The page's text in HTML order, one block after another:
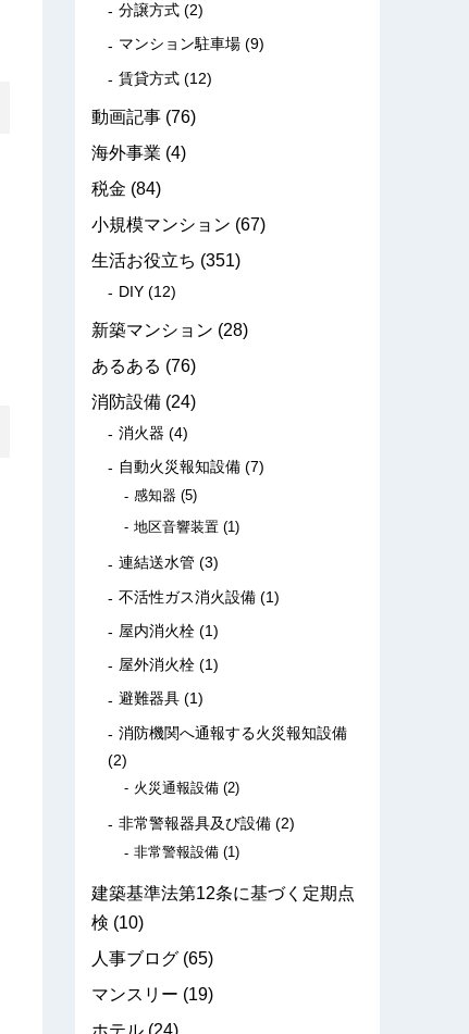
分譲方式 (2)
マンション駐車場 (9)
賃貸方式 (12)
動画記事 (76)
海外事業 (4)
税金 (84)
小規模マンション (67)
生活お役立ち (351)
DIY (12)
新築マンション (28)
あるある (76)
消防設備 (24)
消火器 (4)
自動火災報知設備 (7)
感知器 (5)
地区音響装置 (1)
連結送水管 (3)
不活性ガス消火設備 (1)
屋内消火栓 (1)
屋外消火栓 (1)
避難器具 (1)
消防機関へ通報する火災報知設備
(2)
火災通報設備 (2)
非常警報器具及び設備 (2)
非常警報設備 (1)
建築基準法第12条に基づく定期点
検 (10)
人事ブログ (65)
マンスリー (19)
ホテル (24)